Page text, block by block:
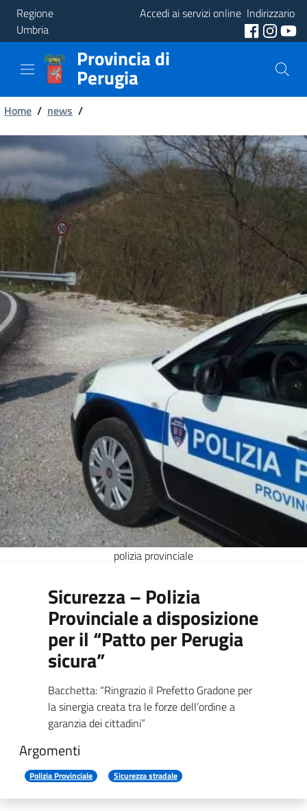
Regione
Umbria
Accedi ai servizi online Indirizzario
Provincia
Aree
Tematiche
Servizi
Provincia di
Perugia
Briciole
di
pane
Home / news /
polizia provinciale
Sicurezza – Polizia
Provinciale a disposizione
per il “Patto per Perugia
sicura”
Bacchetta: “Ringrazio il Prefetto Gradone per
la sinergia creata tra le forze dell’ordine a
garanzia dei cittadini”
Argomenti
Polizia Provinciale Sicurezza stradale